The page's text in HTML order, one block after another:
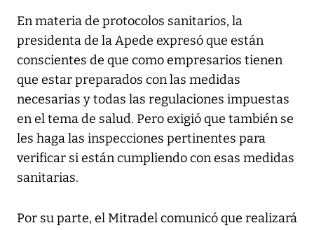
En materia de protocolos sanitarios, la
presidenta de la Apede expresó que están
conscientes de que como empresarios tienen
que estar preparados con las medidas
necesarias y todas las regulaciones impuestas
en el tema de salud. Pero exigió que también se
les haga las inspecciones pertinentes para
verificar si están cumpliendo con esas medidas
sanitarias.
Por su parte, el Mitradel comunicó que realizará